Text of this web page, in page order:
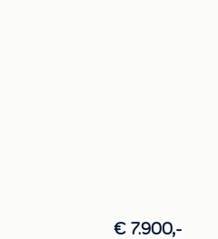
€ 7.900,-